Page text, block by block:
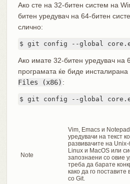
Ако сте на 32-битен систем на
битен уредувач на 64-битен
слично:
$ git config --global
Ако имате 32-битен уредувач на
програмата ќе биде инсталирана
Files (x86) :
$ git config --global
Note
Vim, Emacs и
уредувачи на текст
развивачите на
Linux и MacOS или
запознаени со овие
треба да барате
како да го
со Git.